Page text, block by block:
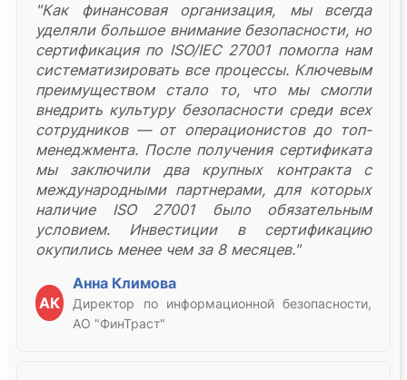
"Как финансовая организация, мы всегда
уделяли большое внимание безопасности, но
сертификация по ISO/IEC 27001 помогла нам
систематизировать все процессы. Ключевым
преимуществом стало то, что мы смогли
внедрить культуру безопасности среди всех
сотрудников — от операционистов до топ-
менеджмента. После получения сертификата
мы заключили два крупных контракта с
международными партнерами, для которых
наличие ISO 27001 было обязательным
условием. Инвестиции в сертификацию
окупились менее чем за 8 месяцев."
АК
Анна Климова
Директор по информационной безопасности,
АО "ФинТраст"